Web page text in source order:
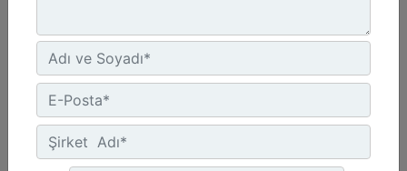
C4.4 | DE88E0